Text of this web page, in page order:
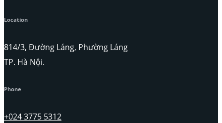
Location
814/3, Đường Láng, Phường Láng
TP. Hà Nội.
Phone
+024 3775 5312